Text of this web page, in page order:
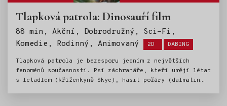
Tlapková patrola: Dinosauří film
88 min, Akční, Dobrodružný, Sci-Fi,
Komedie, Rodinný, Animovaný
Štítky:
2D DABING
Tlapková patrola je bezesporu jedním z největších
fenoménů současnosti. Psí záchranáře, kteří umějí létat
s letadlem (kříženkyně Skye), hasit požáry (dalmatin